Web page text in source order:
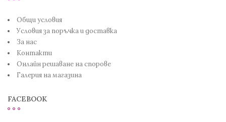
Общи условия
Условия за поръчка и доставка
За нас
Контакти
Онлайн решаване на спорове
Галерия на магазина
FACEBOOK